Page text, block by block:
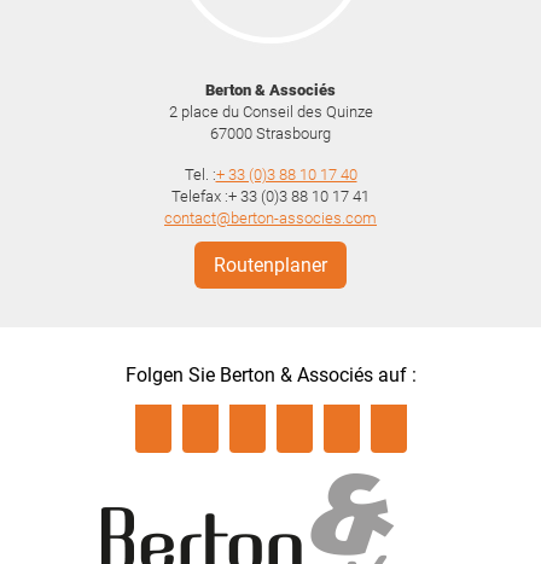
Berton & Associés
2 place du Conseil des Quinze
67000 Strasbourg
Tel. :+ 33 (0)3 88 10 17 40
Telefax :+ 33 (0)3 88 10 17 41
contact@berton-associes.com
Routenplaner
Folgen Sie Berton & Associés auf :